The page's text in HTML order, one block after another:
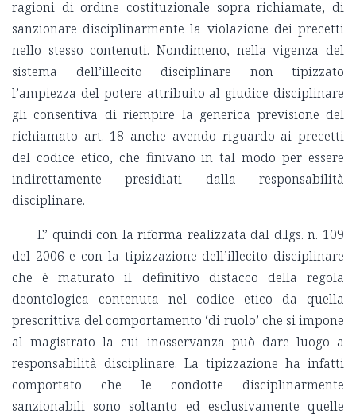
ragioni di ordine costituzionale sopra richiamate, di
sanzionare disciplinarmente la violazione dei precetti
nello stesso contenuti. Nondimeno, nella vigenza del
sistema dell’illecito disciplinare non tipizzato
l’ampiezza del potere attribuito al giudice disciplinare
gli consentiva di riempire la generica previsione del
richiamato art. 18 anche avendo riguardo ai precetti
del codice etico, che finivano in tal modo per essere
indirettamente presidiati dalla responsabilità
disciplinare.
E’ quindi con la riforma realizzata dal d.lgs. n. 109
del 2006 e con la tipizzazione dell’illecito disciplinare
che è maturato il definitivo distacco della regola
deontologica contenuta nel codice etico da quella
prescrittiva del comportamento ‘di ruolo’ che si impone
al magistrato la cui inosservanza può dare luogo a
responsabilità disciplinare. La tipizzazione ha infatti
comportato che le condotte disciplinarmente
sanzionabili sono soltanto ed esclusivamente quelle